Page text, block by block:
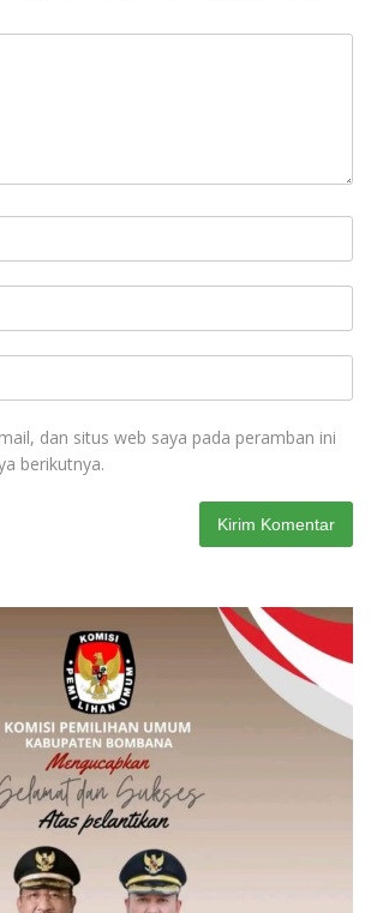
dan situs web saya pada peramban ini
berikutnya.